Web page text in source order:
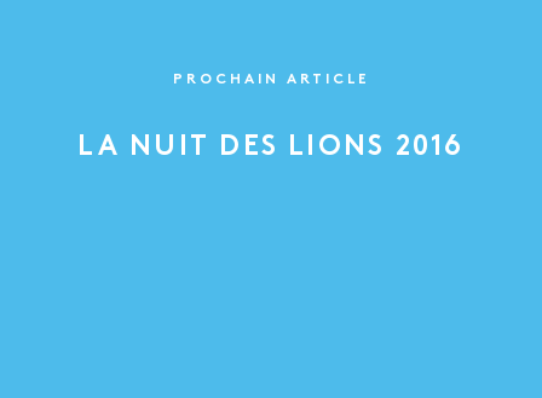
PROCHAIN ARTICLE
LA NUIT DES LIONS 2016